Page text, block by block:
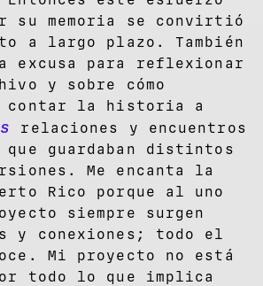
su memoria se convirtió
a largo plazo. También
excusa para reflexionar
y sobre cómo
contar la historia a
relaciones y encuentros
que guardaban distintos
Me encanta la
Rico porque al uno
siempre surgen
y conexiones; todo el
Mi proyecto no está
todo lo que implica